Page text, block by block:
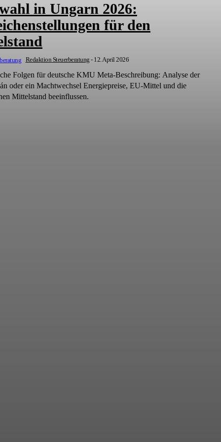
in Ungarn 2026:
für den
Redaktion Steuerberatung - 12. April 2026
Folgen für deutsche KMU Meta-Beschreibung: Analyse der
oder ein Machtwechsel Energiepreise, EU-Mittel und die
Mittelstand beeinflussen.